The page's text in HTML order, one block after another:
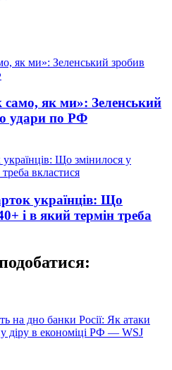
само, як ми»: Зеленський
удари по РФ
українців: Що
і в який термін треба